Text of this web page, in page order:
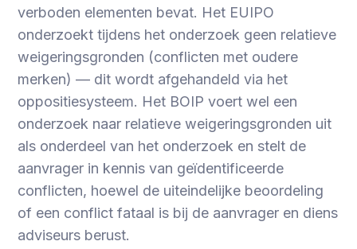
verboden elementen bevat. Het EUIPO
onderzoekt tijdens het onderzoek geen relatieve
weigeringsgronden (conflicten met oudere
merken) — dit wordt afgehandeld via het
oppositiesysteem. Het BOIP voert wel een
onderzoek naar relatieve weigeringsgronden uit
als onderdeel van het onderzoek en stelt de
aanvrager in kennis van geïdentificeerde
conflicten, hoewel de uiteindelijke beoordeling
of een conflict fataal is bij de aanvrager en diens
adviseurs berust.